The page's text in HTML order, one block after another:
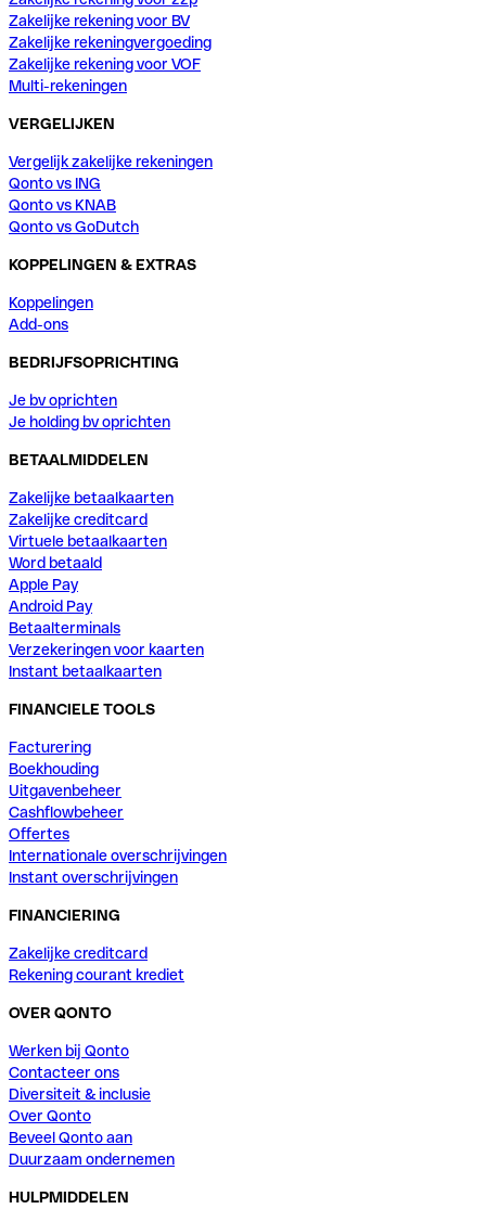
Zakelijke rekening voor BV
Zakelijke rekeningvergoeding
Zakelijke rekening voor VOF
Multi-rekeningen
VERGELIJKEN
Vergelijk zakelijke rekeningen
Qonto vs ING
Qonto vs KNAB
Qonto vs GoDutch
KOPPELINGEN & EXTRAS
Koppelingen
Add-ons
BEDRIJFSOPRICHTING
Je bv oprichten
Je holding bv oprichten
BETAALMIDDELEN
Zakelijke betaalkaarten
Zakelijke creditcard
Virtuele betaalkaarten
Word betaald
Apple Pay
Android Pay
Betaalterminals
Verzekeringen voor kaarten
Instant betaalkaarten
FINANCIELE TOOLS
Facturering
Boekhouding
Uitgavenbeheer
Cashflowbeheer
Offertes
Internationale overschrijvingen
Instant overschrijvingen
FINANCIERING
Zakelijke creditcard
Rekening courant krediet
OVER QONTO
Werken bij Qonto
Contacteer ons
Diversiteit & inclusie
Over Qonto
Beveel Qonto aan
Duurzaam ondernemen
HULPMIDDELEN